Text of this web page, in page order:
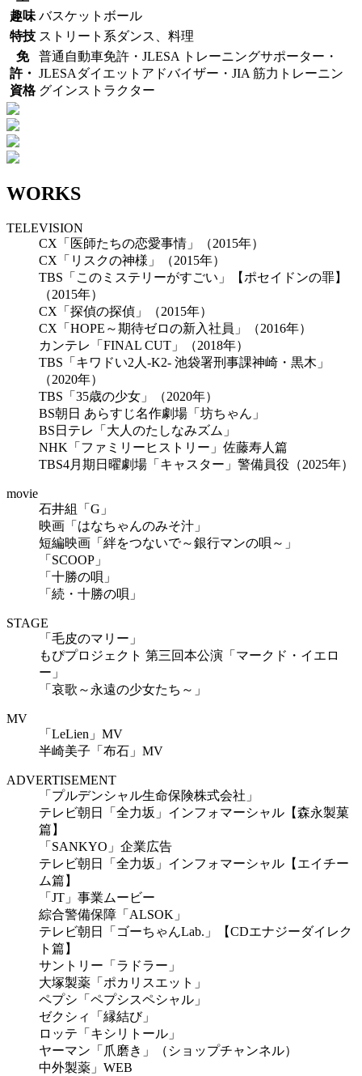
趣味 バスケットボール
特技 ストリート系ダンス、料理
免
許・
資格
普通自動車免許・JLESA トレーニングサポーター・
JLESAダイエットアドバイザー・JIA 筋力トレーニン
グインストラクター
WORKS
TELEVISION
CX「医師たちの恋愛事情」（2015年）
CX「リスクの神様」（2015年）
TBS「このミステリーがすごい」【ポセイドンの罪】
（2015年）
CX「探偵の探偵」（2015年）
CX「HOPE～期待ゼロの新入社員」（2016年）
カンテレ「FINAL CUT」（2018年）
TBS「キワドい2人-K2- 池袋署刑事課神崎・黒木」
（2020年）
TBS「35歳の少女」（2020年）
BS朝日 あらすじ名作劇場「坊ちゃん」
BS日テレ「大人のたしなみズム」
NHK「ファミリーヒストリー」佐藤寿人篇
TBS4月期日曜劇場「キャスター」警備員役（2025年）
movie
石井組「G」
映画「はなちゃんのみそ汁」
短編映画「絆をつないで～銀行マンの唄～」
「SCOOP」
「十勝の唄」
「続・十勝の唄」
STAGE
「毛皮のマリー」
もぴプロジェクト 第三回本公演「マークド・イエロ
ー」
「哀歌～永遠の少女たち～」
MV
「LeLien」MV
半崎美子「布石」MV
ADVERTISEMENT
「プルデンシャル生命保険株式会社」
テレビ朝日「全力坂」インフォマーシャル【森永製菓
篇】
「SANKYO」企業広告
テレビ朝日「全力坂」インフォマーシャル【エイチー
ム篇】
「JT」事業ムービー
綜合警備保障「ALSOK」
テレビ朝日「ゴーちゃんLab.」【CDエナジーダイレク
ト篇】
サントリー「ラドラー」
大塚製薬「ポカリスエット」
ペプシ「ペプシスペシャル」
ゼクシィ「縁結び」
ロッテ「キシリトール」
ヤーマン「爪磨き」（ショップチャンネル）
中外製薬」WEB